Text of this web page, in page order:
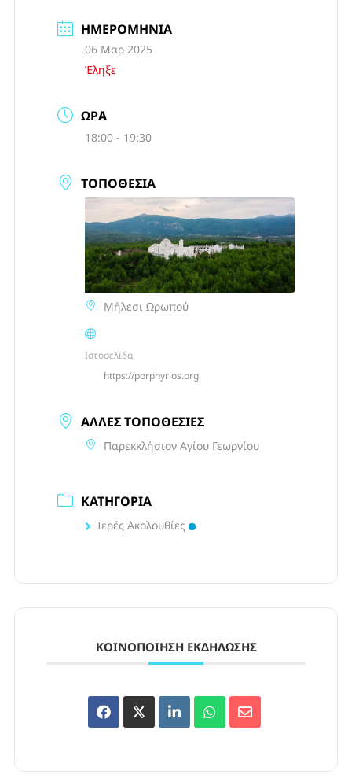
ΗΜΕΡΟΜΗΝΊΑ
06 Μαρ 2025
Έληξε
ΏΡΑ
18:00 - 19:30
ΤΟΠΟΘΕΣΊΑ
Μήλεσι Ωρωπού
Ιστοσελίδα
https://porphyrios.org
ΆΛΛΕΣ ΤΟΠΟΘΕΣΊΕΣ
Παρεκκλήσιον Αγίου Γεωργίου
ΚΑΤΗΓΟΡΊΑ
Ιερές Ακολουθίες
ΚΟΙΝΟΠΟΊΗΣΗ ΕΚΔΉΛΩΣΗΣ